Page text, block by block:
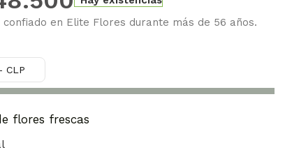
en Elite Flores durante más de 56 años.
CLP
flores frescas